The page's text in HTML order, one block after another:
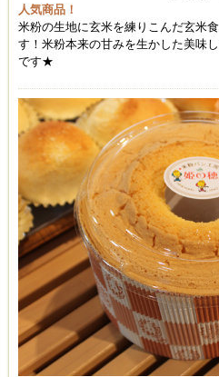
人気商品！
米粉の生地に玄米を練りこんだ玄米
す！米粉本来の甘みを生かした美味
です★